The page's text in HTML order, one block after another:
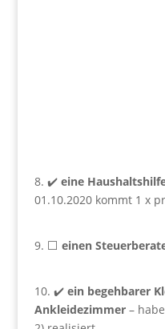
8. ✔️ eine
01.10.2020 kommt 1 x
9. ⬜ einen
10. ✔️ ein begehbarer
Ankleidezimmer–